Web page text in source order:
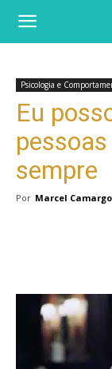
Psicologia e
Eu
sempre
Por Marcel Camargo